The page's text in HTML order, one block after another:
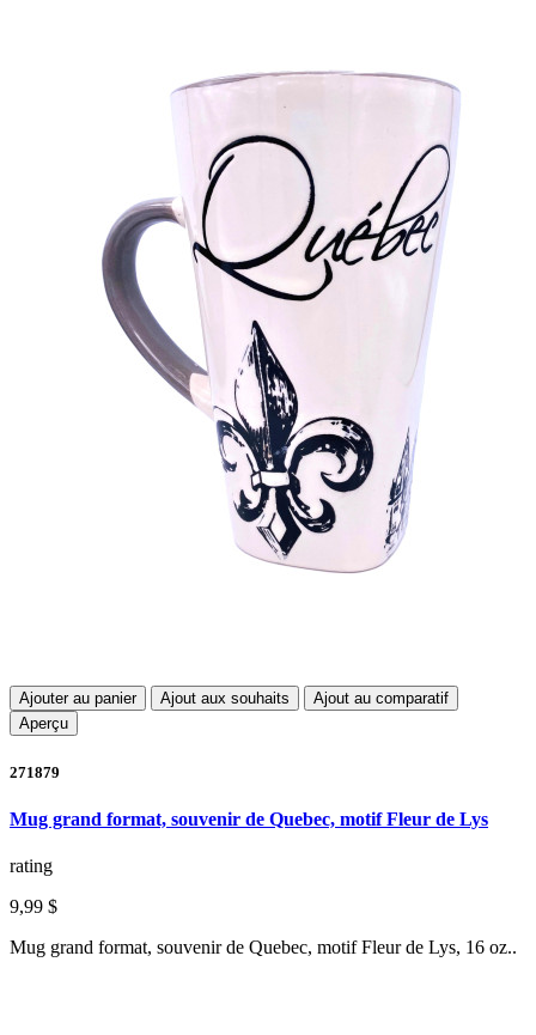
Ajouter au panier Ajout aux souhaits
Ajout au comparatif
Aperçu
271879
Mug grand format, souvenir de Quebec, motif Fleur de Lys
rating
9,99 $
Mug grand format, souvenir de Quebec, motif Fleur de Lys, 16 oz..